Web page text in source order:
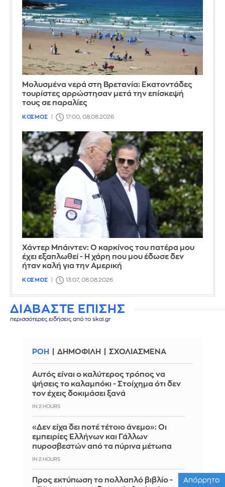
Μολυσμένα νερά στη Βρετανία: Εκατοντάδες
τουρίστες αρρώστησαν μετά την επίσκεψή
τους σε παραλίες
ΚΟΣΜΟΣ 17:00, 08.08.2026
Χάντερ Μπάιντεν: Ο καρκίνος του πατέρα μου
έχει εξαπλωθεί - Η χάρη που μου έδωσε δεν
ήταν καλή για την Αμερική
ΚΟΣΜΟΣ 13:07, 08.08.2026
ΔΙΑΒΑΣΤΕ ΕΠΙΣΗΣ
περισσότερες ειδήσεις από το skai.gr
ΡΟΗ ΔΗΜΟΦΙΛΗ ΣΧΟΛΙΑΣΜΕΝΑ
Αυτός είναι ο καλύτερος τρόπος να
ψήσεις το καλαμπόκι - Στοίχημα ότι δεν
τον έχεις δοκιμάσει ξανά
IN 2 HOURS
«Δεν είχα δει ποτέ τέτοιο άνεμο»: Οι
εμπειρίες Ελλήνων και Γάλλων
πυροσβεστών από τα πύρινα μέτωπα
IN 2 HOURS
Προς εκτύπωση το πολλαπλό βιβλίο -
Απόρρητο